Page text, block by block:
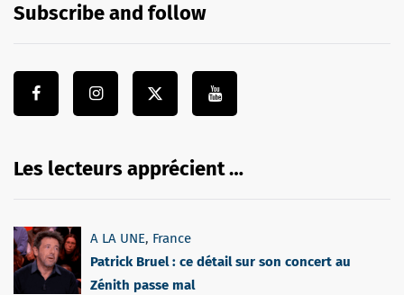
Subscribe and follow
Les lecteurs apprécient …
A LA UNE, France
Patrick Bruel : ce détail sur son concert au
Zénith passe mal